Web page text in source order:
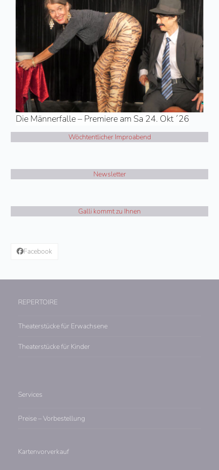
Die Männerfalle – Premiere am Sa 24. Okt ´26
Wöchtentlicher Improabend
Newsletter
Galli kommt zu Ihnen
Facebook
REPERTOIRE
Theaterstücke für Erwachsene
Theaterstücke für Kinder
Services
Preise – Vorbestellung
Kartenvorverkauf